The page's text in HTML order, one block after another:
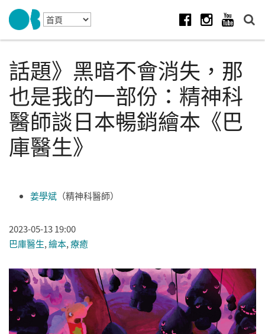
Skip to navigation
移至主內容
話題》黑暗不會消失，那
也是我的一部份：精神科
醫師談日本暢銷繪本《巴
庫醫生》
姜學斌 （精神科醫師）
2023-05-13 19:00
巴庫醫生,繪本,療癒